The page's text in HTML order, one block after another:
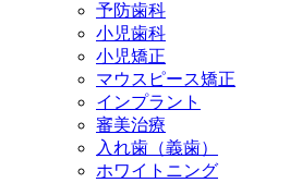
予防歯科
小児歯科
小児矯正
マウスピース矯正
インプラント
審美治療
入れ歯（義歯）
ホワイトニング